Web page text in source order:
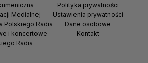
Medialnej
Polskiego Radia
i koncertowe
Radia
Polityka prywatności
Ustawienia prywatności
Dane osobowe
Kontakt